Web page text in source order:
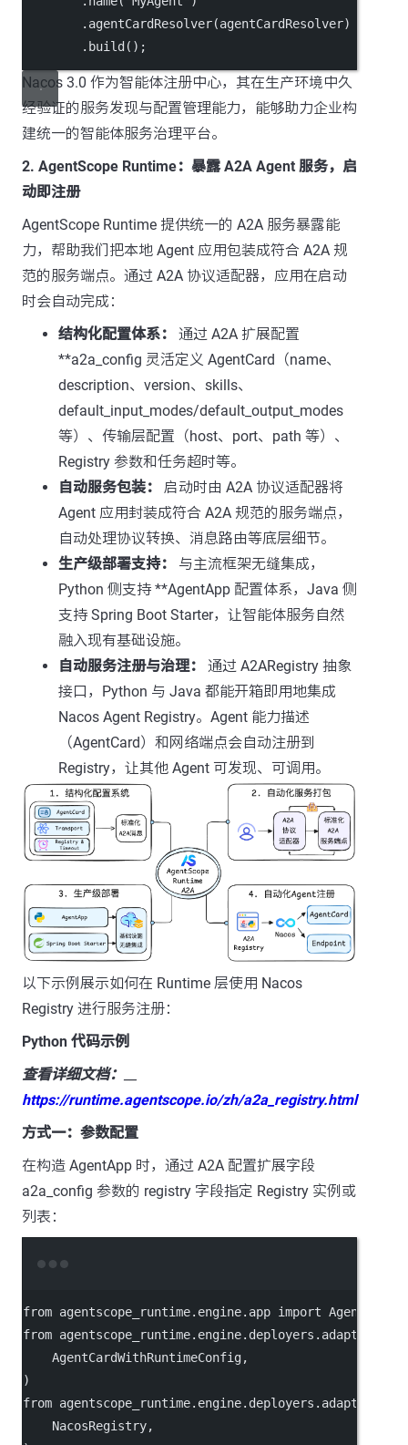
.agentCardResolver(agentCardResolver)
.build ();
Nacos 3.0 作为智能体注册中心，其在生产环境中久
经验证的服务发现与配置管理能力，能够助力企业构
建统一的智能体服务治理平台。
2. AgentScope Runtime：暴露 A2A Agent 服务，启
动即注册
AgentScope Runtime 提供统一的 A2A 服务暴露能
力，帮助我们把本地 Agent 应用包装成符合 A2A 规
范的服务端点。通过 A2A 协议适配器，应用在启动
时会自动完成：
结构化配置体系：
通过 A2A 扩展配置
**a2a_config 灵活定义 AgentCard（name、
description、version、skills、
default_input_modes/default_output_modes
等）、传输层配置（host、port、path 等）、
Registry 参数和任务超时等。
自动服务包装：
启动时由 A2A 协议适配器将
Agent 应用封装成符合 A2A 规范的服务端点，
自动处理协议转换、消息路由等底层细节。
生产级部署支持：
与主流框架无缝集成，
Python 侧支持 **AgentApp 配置体系，Java 侧
支持 Spring Boot Starter，让智能体服务自然
融入现有基础设施。
自动服务注册与治理：
通过 A2ARegistry 抽象
接口，Python 与 Java 都能开箱即用地集成
Nacos Agent Registry。Agent 能力描述
（AgentCard）和网络端点会自动注册到
Registry，让其他 Agent 可发现、可调用。
以下示例展示如何在 Runtime 层使用 Nacos
Registry 进行服务注册：
Python 代码示例
查看详细文档：
https://runtime.agentscope.io/zh/a2a_registry.html
方式一：参数配置
在构造 AgentApp 时，通过 A2A 配置扩展字段
a2a_config 参数的 registry 字段指定 Registry 实例或
列表：
from agentscope_runtime.engine.app import AgentApp
from agentscope_runtime.engine.deployers.adapter.a2a
AgentCardWithRuntimeConfig,
)
from
NacosRegistry,